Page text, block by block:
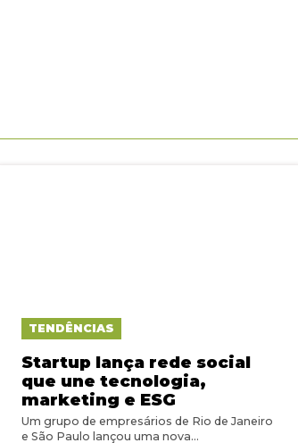
TENDÊNCIAS
Startup lança rede social
que une tecnologia,
marketing e ESG
Um grupo de empresários de Rio de Janeiro
e São Paulo lançou uma nova...